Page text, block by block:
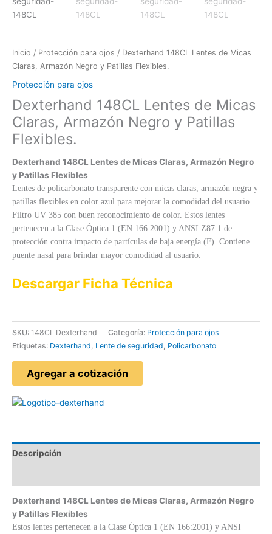
Inicio / Protección para ojos / Dexterhand 148CL Lentes de Micas
Claras, Armazón Negro y Patillas Flexibles.
Protección para ojos
Dexterhand 148CL Lentes de Micas
Claras, Armazón Negro y Patillas
Flexibles.
Dexterhand 148CL Lentes de Micas Claras, Armazón Negro
y Patillas Flexibles
Lentes de policarbonato transparente con micas claras, armazón negra y
patillas flexibles en color azul para mejorar la comodidad del usuario.
Filtro UV 385 con buen reconocimiento de color. Estos lentes
pertenecen a la Clase Óptica 1 (EN 166:2001) y ANSI Z87.1 de
protección contra impacto de partículas de baja energía (F). Contiene
puente nasal para brindar mayor comodidad al usuario.
Descargar Ficha Técnica
SKU: 148CL Dexterhand Categoría: Protección para ojos
Etiquetas: Dexterhand Lente de seguridad Policarbonato
Agregar a cotización
Descripción
Dexterhand 148CL Lentes de Micas Claras, Armazón Negro
y Patillas Flexibles
Estos lentes pertenecen a la Clase Óptica 1 (EN 166:2001) y ANSI